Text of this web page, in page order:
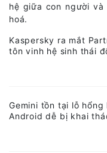
hệ giữa con người
hoá.
Kaspersky ra mắt
tôn vinh hệ sinh thái
Gemini tồn tại lỗ
Android dễ bị khai